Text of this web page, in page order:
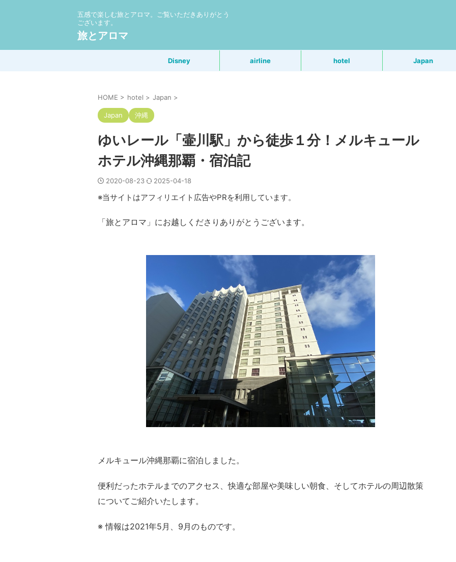
五感で楽しむ旅とアロマ。ご覧いただきありがとう
ございます。
旅とアロマ
Disney airline hotel Japan
HOME > hotel > Japan >
Japan 沖縄
ゆいレール「壷川駅」から徒歩１分！メルキュール
ホテル沖縄那覇・宿泊記
2020-08-23 2025-04-18
※当サイトはアフィリエイト広告やPRを利用しています。
「旅とアロマ」にお越しくださりありがとうございます。
メルキュール沖縄那覇に宿泊しました。
便利だったホテルまでのアクセス、快適な部屋や美味しい朝食、そしてホテルの周辺散策
についてご紹介いたします。
※ 情報は2021年5月、9月のものです。